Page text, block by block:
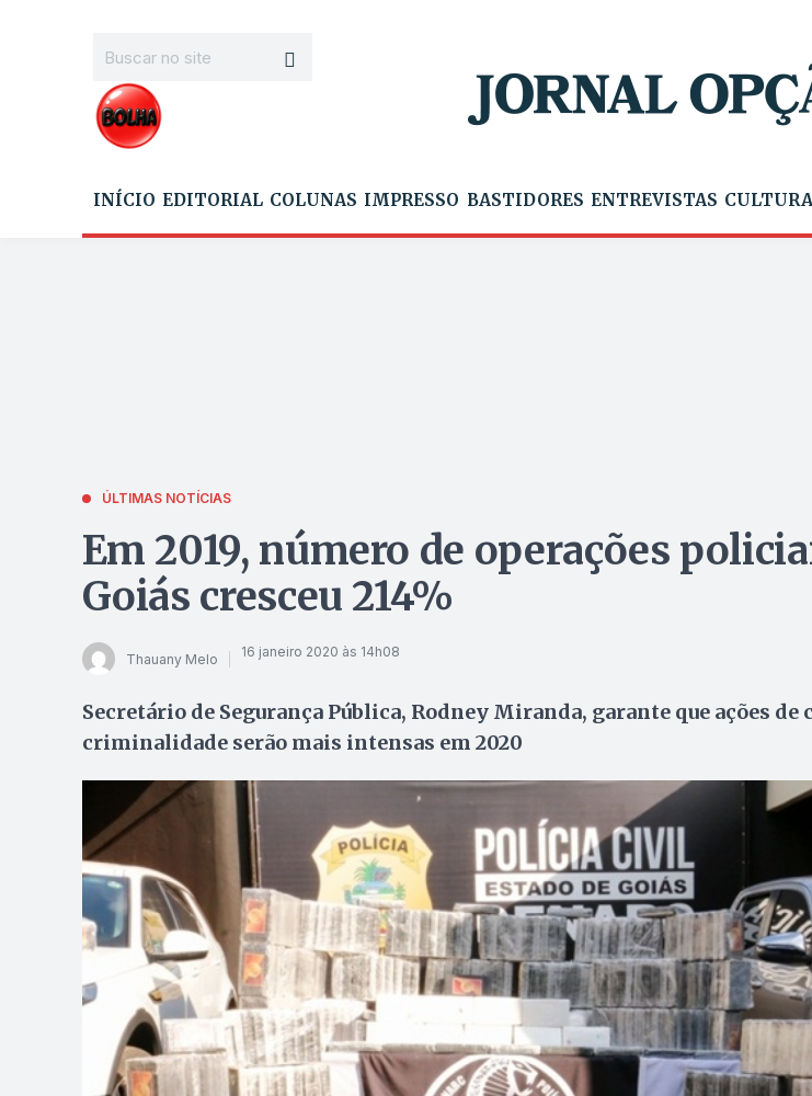
INÍCIO EDITORIAL COLUNAS IMPRESSO BASTIDORES ENTREVISTAS CULTURA
ÚLTIMAS NOTÍCIAS
Em 2019, número de operações
Goiás cresceu 214%
Thauany Melo 16 janeiro 2020 às 14h08
Secretário de Segurança Pública, Rodney Miranda, garante que ações de
criminalidade serão mais intensas em 2020